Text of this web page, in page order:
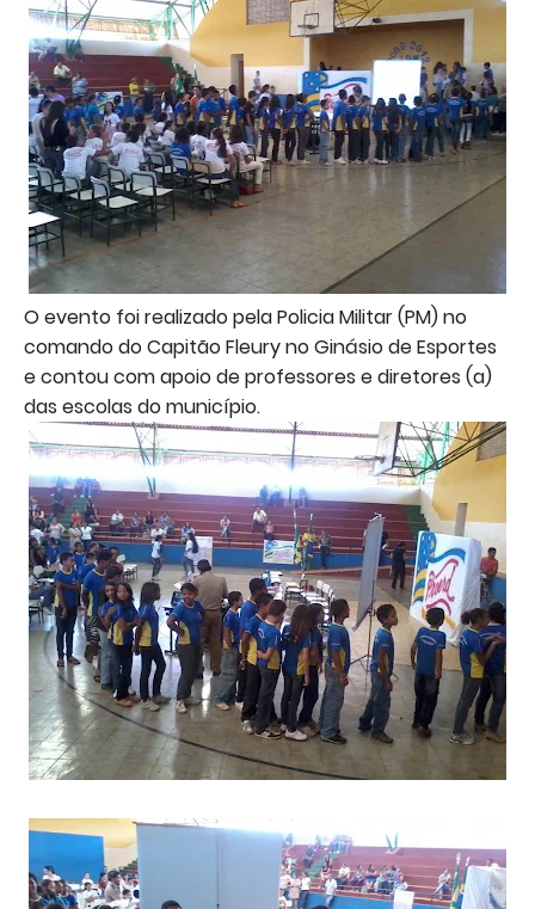
O evento foi realizado pela Policia Militar (PM) no
comando do Capitão Fleury no Ginásio de Esportes
e contou com apoio de professores e diretores (a)
das escolas do município.